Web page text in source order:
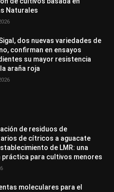
Naturales
dos nuevas variedades de
confirman en ensayos
su mayor resistencia
araña roja
de residuos de
de cítricos a aguacate
de LMR: una
práctica para cultivos menores
moleculares para el